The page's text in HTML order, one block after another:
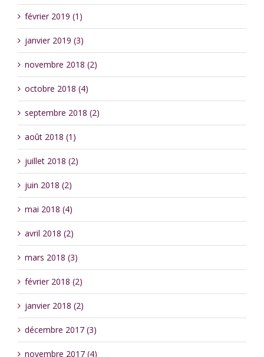
février 2019 (1)
janvier 2019 (3)
novembre 2018 (2)
octobre 2018 (4)
septembre 2018 (2)
août 2018 (1)
juillet 2018 (2)
juin 2018 (2)
mai 2018 (4)
avril 2018 (2)
mars 2018 (3)
février 2018 (2)
janvier 2018 (2)
décembre 2017 (3)
novembre 2017 (4)